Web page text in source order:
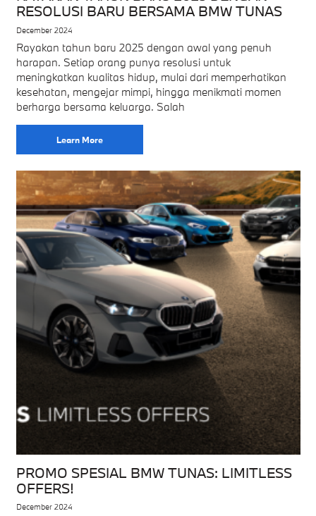
RESOLUSI BARU BERSAMA BMW TUNAS
December 2024
Rayakan tahun baru 2025 dengan awal yang penuh
harapan. Setiap orang punya resolusi untuk
meningkatkan kualitas hidup, mulai dari memperhatikan
kesehatan, mengejar mimpi, hingga menikmati momen
berharga bersama keluarga. Salah
Learn More
PROMO SPESIAL BMW TUNAS: LIMITLESS
OFFERS!
December 2024